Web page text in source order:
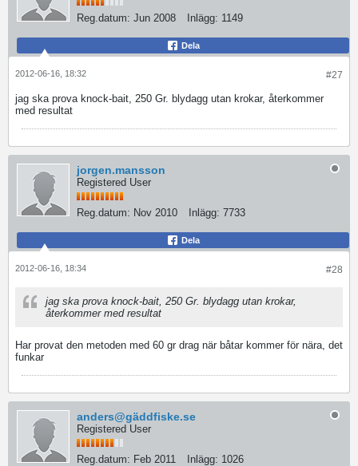
Reg.datum: Jun 2008 Inlägg: 1149
Dela
#27
2012-06-16, 18:32
jag ska prova knock-bait, 250 Gr. blydagg utan krokar, återkommer
med resultat
jorgen.mansson
Registered User
Reg.datum: Nov 2010 Inlägg: 7733
Dela
#28
2012-06-16, 18:34
jag ska prova knock-bait, 250 Gr. blydagg utan krokar,
återkommer med resultat
Har provat den metoden med 60 gr drag när båtar kommer för nära, det
funkar
anders@gäddfiske.se
Registered User
Reg.datum: Feb 2011 Inlägg: 1026